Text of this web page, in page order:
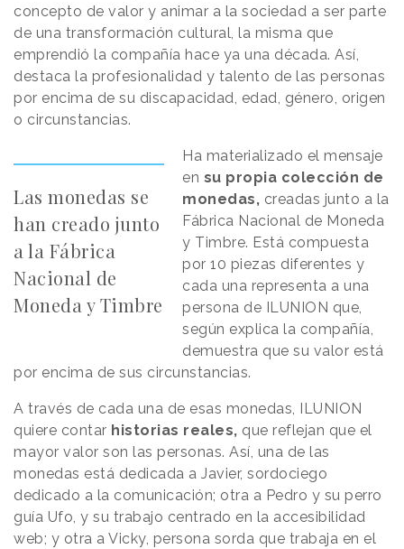
concepto de valor y animar a la sociedad a ser parte
de una transformación cultural, la misma que
emprendió la compañía hace ya una década. Así,
destaca la profesionalidad y talento de las personas
por encima de su discapacidad, edad, género, origen
o circunstancias.
Las monedas se
han creado junto
a la Fábrica
Nacional de
Moneda y Timbre
Ha materializado el mensaje
en su propia colección de
monedas, creadas junto a la
Fábrica Nacional de Moneda
y Timbre. Está compuesta
por 10 piezas diferentes y
cada una representa a una
persona de ILUNION que,
según explica la compañía,
demuestra que su valor está
por encima de sus circunstancias.
A través de cada una de esas monedas, ILUNION
quiere contar historias reales, que reflejan que el
mayor valor son las personas. Así, una de las
monedas está dedicada a Javier, sordociego
dedicado a la comunicación; otra a Pedro y su perro
guía Ufo, y su trabajo centrado en la accesibilidad
web; y otra a Vicky, persona sorda que trabaja en el